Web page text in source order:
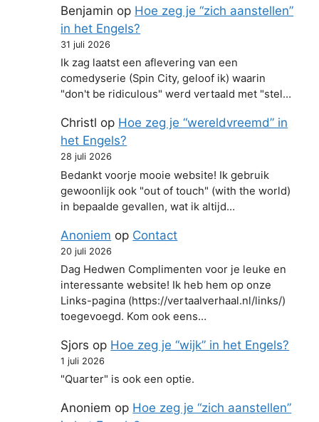
Benjamin op Hoe zeg je “zich aanstellen”
in het Engels?
31 juli 2026
Ik zag laatst een aflevering van een
comedyserie (Spin City, geloof ik) waarin
"don't be ridiculous" werd vertaald met "stel…
Christl op Hoe zeg je “wereldvreemd” in
het Engels?
28 juli 2026
Bedankt voorje mooie website! Ik gebruik
gewoonlijk ook "out of touch" (with the world)
in bepaalde gevallen, wat ik altijd…
Anoniem op Contact
20 juli 2026
Dag Hedwen Complimenten voor je leuke en
interessante website! Ik heb hem op onze
Links-pagina (https://vertaalverhaal.nl/links/)
toegevoegd. Kom ook eens…
Sjors op Hoe zeg je “wijk” in het Engels?
1 juli 2026
"Quarter" is ook een optie.
Anoniem op Hoe zeg je “zich aanstellen”